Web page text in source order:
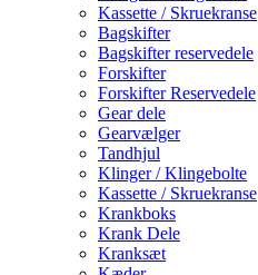
Kassette / Skruekranse
Bagskifter
Bagskifter reservedele
Forskifter
Forskifter Reservedele
Gear dele
Gearvælger
Tandhjul
Klinger / Klingebolte
Kassette / Skruekranse
Krankboks
Krank Dele
Kranksæt